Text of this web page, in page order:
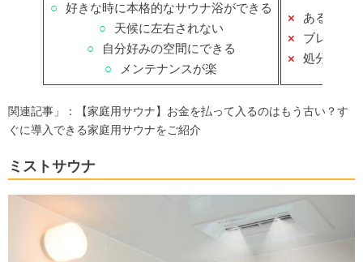
○
好きな時に本格的なサウナ浴ができる
○
天候に左右されない
○
自分好みの空間にできる
○
メンテナンスが楽
×
ある程度
×
ブレーカ
×
処分する
関連記事」：
【家庭用サウナ】お金を払って入るのはもう古い？す
ぐに導入できる家庭用サウナをご紹介
ミストサウナ